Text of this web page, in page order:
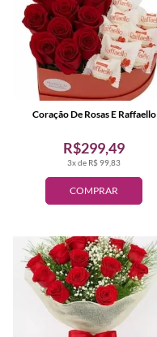
COMPRAR
3x de R$ 99,83
R$299,49
Coração De Rosas E Raffaello